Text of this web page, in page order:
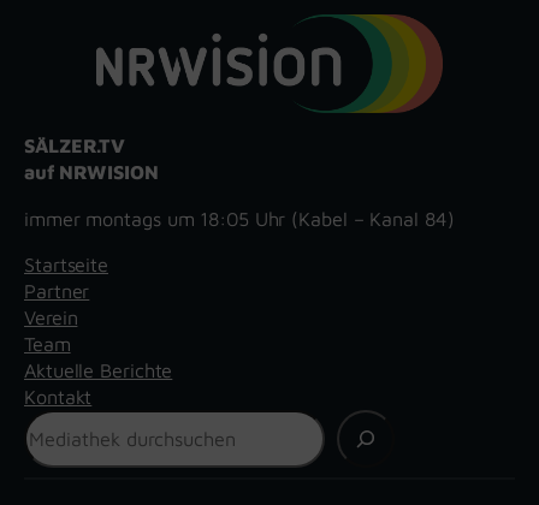
SÄLZER.TV
auf NRWISION
immer montags um 18:05 Uhr (Kabel – Kanal 84)
Startseite
Partner
Verein
Team
Aktuelle Berichte
Kontakt
Suchen